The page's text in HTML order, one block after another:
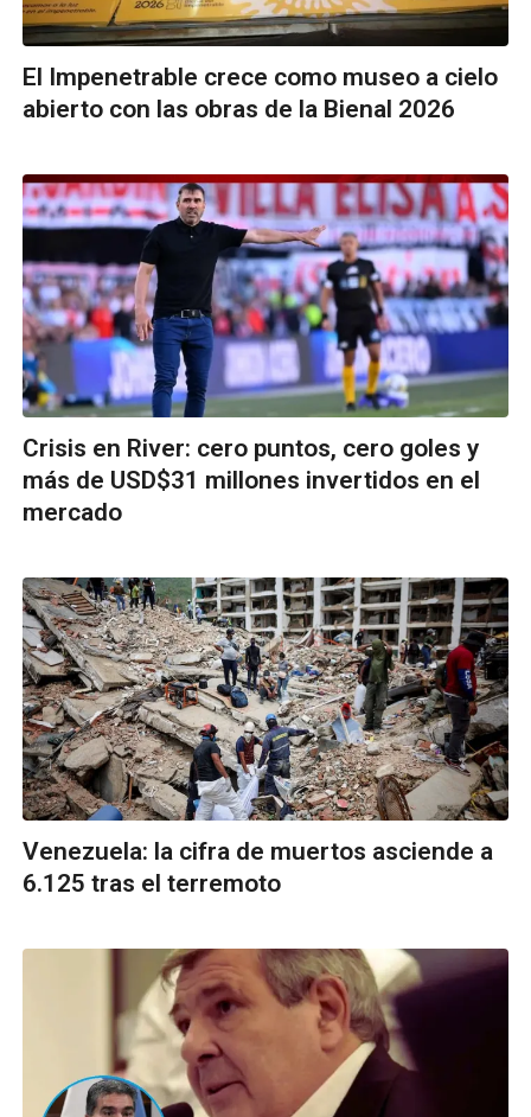
El Impenetrable crece como museo a cielo
abierto con las obras de la Bienal 2026
Crisis en River: cero puntos, cero goles y
más de USD$31 millones invertidos en el
mercado
Venezuela: la cifra de muertos asciende a
6.125 tras el terremoto